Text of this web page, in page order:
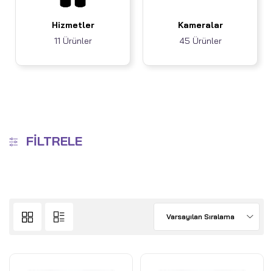
Hizmetler
11 Ürünler
Kameralar
45 Ürünler
FILTRELE
Varsayılan Sıralama